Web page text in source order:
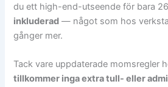
du ett high-end-utseende för bara
inkluderad — något som hos
gånger mer.
Tack vare uppdaterade momsregler
tillkommer inga extra tull- eller